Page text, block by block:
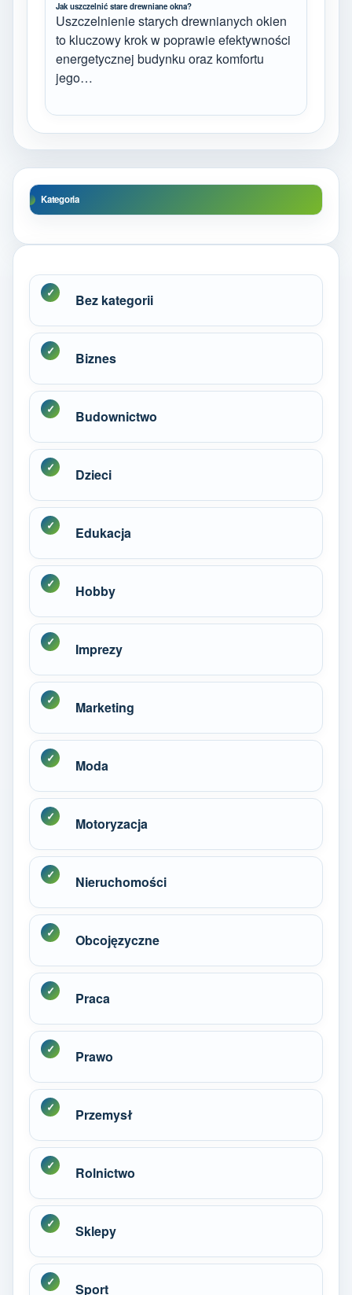
Jak uszczelnić stare drewniane okna?
Uszczelnienie starych drewnianych okien
to kluczowy krok w poprawie efektywności
energetycznej budynku oraz komfortu
jego…
Kategoria
Bez kategorii
Biznes
Budownictwo
Dzieci
Edukacja
Hobby
Imprezy
Marketing
Moda
Motoryzacja
Nieruchomości
Obcojęzyczne
Praca
Prawo
Przemysł
Rolnictwo
Sklepy
Sport